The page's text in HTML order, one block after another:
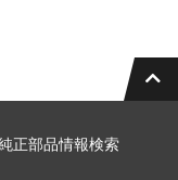
正部品情報検索